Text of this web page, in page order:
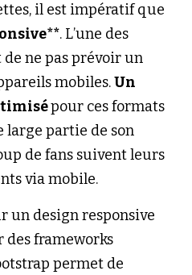
il est impératif que
. L’une des
ne pas prévoir un
mobiles. Un
pour ces formats
large partie de son
de fans suivent leurs
via mobile.
un design responsive
des frameworks
permet de